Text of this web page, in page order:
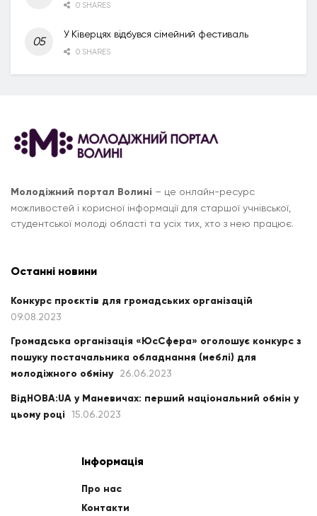
0 SHARES
У Ківерцях відбувся сімейний фестиваль
0 SHARES
Молодіжний портал Волині – це онлайн-ресурс
можливостей і корисної інформації для старшої учнівської,
студентської молоді області та усіх тих, хто з нею працює.
Останні новини
Конкурс проєктів для громадських організацій
09.08.2023
Громадська організація «ЮсСфера» оголошує конкурс з
пошуку постачальника обладнання (меблі) для
молодіжного обміну
26.06.2023
ВідНОВА:UA у Маневичах: перший національний обмін у
цьому році
15.06.2023
Інформація
Про нас
Контакти